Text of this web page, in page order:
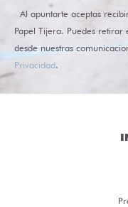
Al apuntarte aceptas
Papel Tijera. Puedes
desde nuestras
Privacidad.